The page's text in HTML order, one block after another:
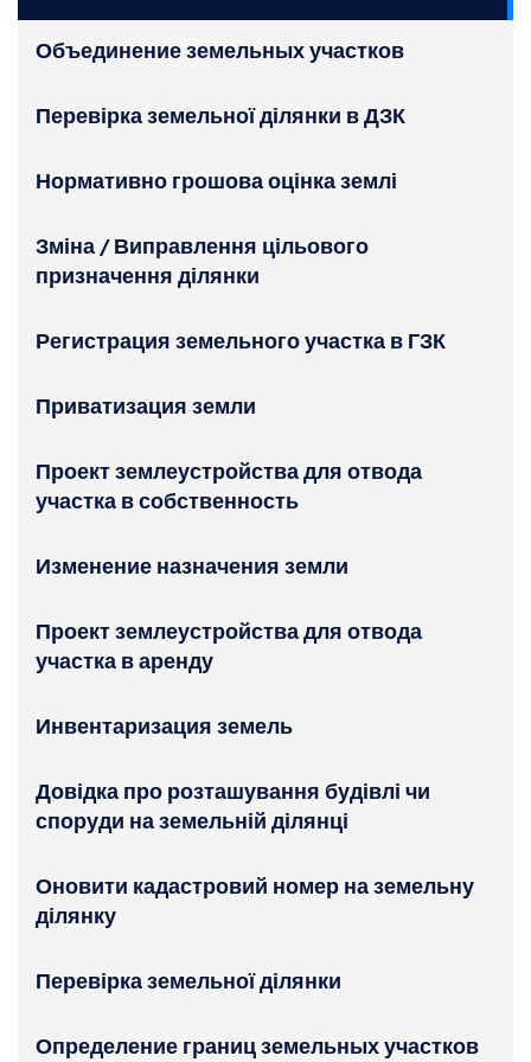
Объединение земельных участков
Перевірка земельної ділянки в ДЗК
Нормативно грошова оцінка землі
Зміна / Виправлення цільового
призначення ділянки
Регистрация земельного участка в ГЗК
Приватизация земли
Проект землеустройства для отвода
участка в собственность
Изменение назначения земли
Проект землеустройства для отвода
участка в аренду
Инвентаризация земель
Довідка про розташування будівлі чи
споруди на земельній ділянці
Оновити кадастровий номер на земельну
ділянку
Перевірка земельної ділянки
Определение границ земельных участков